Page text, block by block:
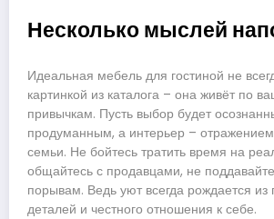
Несколько мыслей
Идеальная мебель для гостиной не
картинкой из каталога – она живёт по
привычкам. Пусть выбор будет
продуманным, а интерьер –
семьи. Не бойтесь тратить время на
общайтесь с продавцами, не
порывам. Ведь уют всегда рождается
деталей и честного отношения к себе.